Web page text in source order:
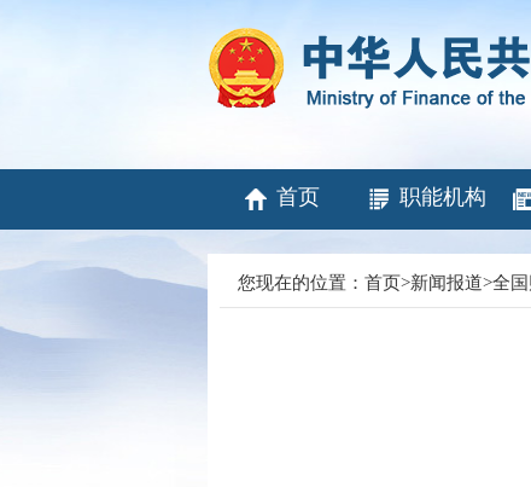
首页 职能机构
您现在的位置： 首页>新闻报道>全